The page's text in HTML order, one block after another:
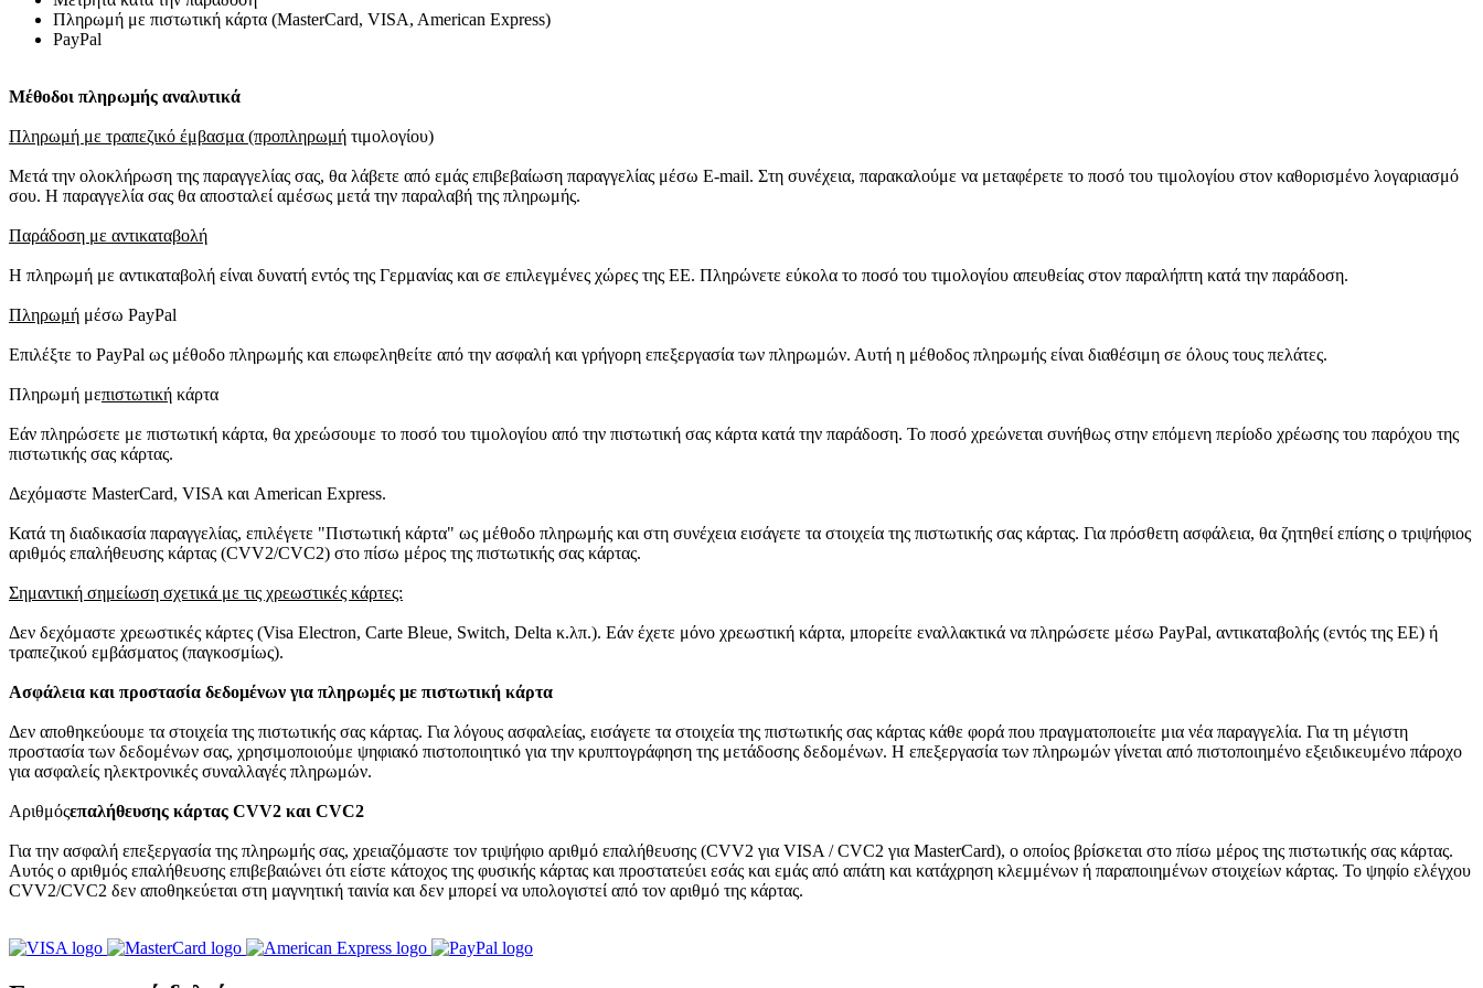
Πληρωμή με πιστωτική κάρτα (MasterCard, VISA, American Express)
PayPal
Μέθοδοι πληρωμής αναλυτικά
Πληρωμή με τραπεζικό έμβασμα (προπληρωμή τιμολογίου)
Μετά την ολοκλήρωση της παραγγελίας σας, θα λάβετε από εμάς επιβεβαίωση παραγγελίας μέσω E-mail. Στη συνέχεια, παρακαλούμε να μεταφέρετε το ποσό του τιμολογίου στον καθορισμένο λογαριασμό
σου. Η παραγγελία σας θα αποσταλεί αμέσως μετά την παραλαβή της πληρωμής.
Παράδοση με αντικαταβολή
Η πληρωμή με αντικαταβολή είναι δυνατή εντός της Γερμανίας και σε επιλεγμένες χώρες της ΕΕ. Πληρώνετε εύκολα το ποσό του τιμολογίου απευθείας στον παραλήπτη κατά την παράδοση.
Πληρωμή μέσω PayPal
Επιλέξτε το PayPal ως μέθοδο πληρωμής και επωφεληθείτε από την ασφαλή και γρήγορη επεξεργασία των πληρωμών. Αυτή η μέθοδος πληρωμής είναι διαθέσιμη σε όλους τους πελάτες.
Πληρωμή μεπιστωτική κάρτα
Εάν πληρώσετε με πιστωτική κάρτα, θα χρεώσουμε το ποσό του τιμολογίου από την πιστωτική σας κάρτα κατά την παράδοση. Το ποσό χρεώνεται συνήθως στην επόμενη περίοδο χρέωσης του παρόχου της
πιστωτικής σας κάρτας.
Δεχόμαστε MasterCard, VISA και American Express.
Κατά τη διαδικασία παραγγελίας, επιλέγετε "Πιστωτική κάρτα" ως μέθοδο πληρωμής και στη συνέχεια εισάγετε τα στοιχεία της πιστωτικής σας κάρτας. Για πρόσθετη ασφάλεια, θα ζητηθεί επίσης ο τριψήφιος
αριθμός επαλήθευσης κάρτας (CVV2/CVC2) στο πίσω μέρος της πιστωτικής σας κάρτας.
Σημαντική σημείωση σχετικά με τις χρεωστικές κάρτες:
Δεν δεχόμαστε χρεωστικές κάρτες (Visa Electron, Carte Bleue, Switch, Delta κ.λπ.). Εάν έχετε μόνο χρεωστική κάρτα, μπορείτε εναλλακτικά να πληρώσετε μέσω PayPal, αντικαταβολής (εντός της ΕΕ) ή
τραπεζικού εμβάσματος (παγκοσμίως).
Ασφάλεια και προστασία δεδομένων για πληρωμές με πιστωτική κάρτα
Δεν αποθηκεύουμε τα στοιχεία της πιστωτικής σας κάρτας. Για λόγους ασφαλείας, εισάγετε τα στοιχεία της πιστωτικής σας κάρτας κάθε φορά που πραγματοποιείτε μια νέα παραγγελία. Για τη μέγιστη
προστασία των δεδομένων σας, χρησιμοποιούμε ψηφιακό πιστοποιητικό για την κρυπτογράφηση της μετάδοσης δεδομένων. Η επεξεργασία των πληρωμών γίνεται από πιστοποιημένο εξειδικευμένο πάροχο
για ασφαλείς ηλεκτρονικές συναλλαγές πληρωμών.
Αριθμόςεπαλήθευσης κάρτας CVV2 και CVC2
Για την ασφαλή επεξεργασία της πληρωμής σας, χρειαζόμαστε τον τριψήφιο αριθμό επαλήθευσης (CVV2 για VISA / CVC2 για MasterCard), ο οποίος βρίσκεται στο πίσω μέρος της πιστωτικής σας κάρτας.
Αυτός ο αριθμός επαλήθευσης επιβεβαιώνει ότι είστε κάτοχος της φυσικής κάρτας και προστατεύει εσάς και εμάς από απάτη και κατάχρηση κλεμμένων ή παραποιημένων στοιχείων κάρτας. Το ψηφίο ελέγχου
CVV2/CVC2 δεν αποθηκεύεται στη μαγνητική ταινία και δεν μπορεί να υπολογιστεί από τον αριθμό της κάρτας.